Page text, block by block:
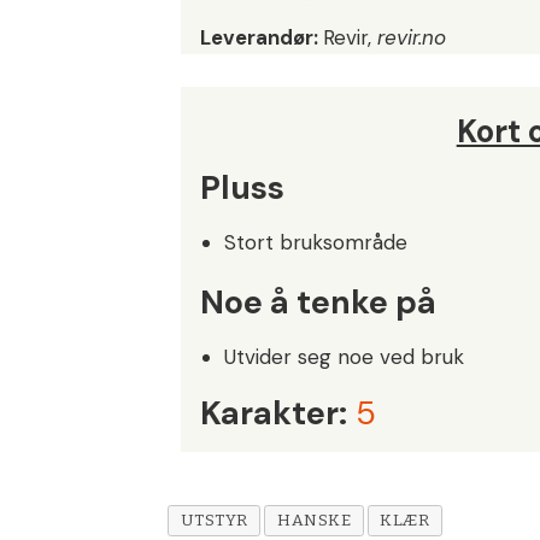
Leverandør: Revir,revir.no
Kort
Pluss
Stort bruksområde
Noe å tenke på
Utvider seg noe ved bruk
Karakter: 5
UTSTYR HANSKE KLÆR